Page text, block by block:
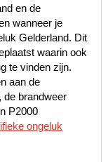
en de
wanneer je
Gelderland. Dit
waarin ook
te vinden zijn.
aan de
de brandweer
P2000
ongeluk